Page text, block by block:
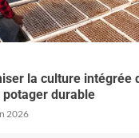
la culture intégrée
durable
2026